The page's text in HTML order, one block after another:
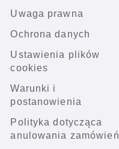
Uwaga prawna
Ochrona danych
Ustawienia plików
cookies
Warunki i
postanowienia
Polityka dotycząca
anulowania zamówień